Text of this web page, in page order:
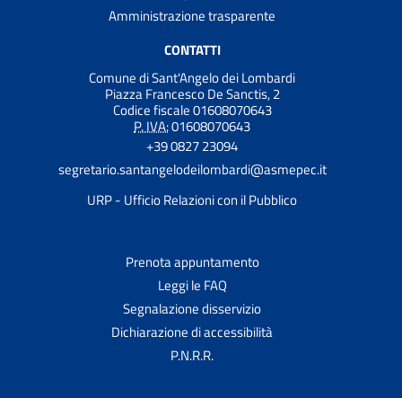
Amministrazione trasparente
CONTATTI
Comune di Sant'Angelo dei Lombardi
Piazza Francesco De Sanctis, 2
Codice fiscale 01608070643
P. IVA:01608070643
+39 0827 23094
segretario.santangelodeilombardi@asmepec.it
URP - Ufficio Relazioni con il Pubblico
Prenota appuntamento
Leggi le FAQ
Segnalazione disservizio
Dichiarazione di accessibilità
P.N.R.R.